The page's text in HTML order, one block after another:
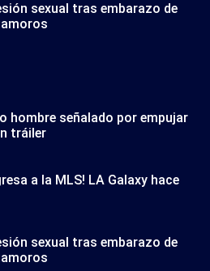
sexual tras embarazo de
hombre señalado por empujar
tráiler
a la MLS! LA Galaxy hace
sexual tras embarazo de